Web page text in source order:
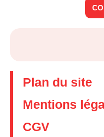
Plan du site
Mentions
CGV